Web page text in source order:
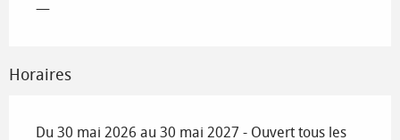
—
Horaires
Du 30 mai 2026 au 30 mai 2027 - Ouvert tous les